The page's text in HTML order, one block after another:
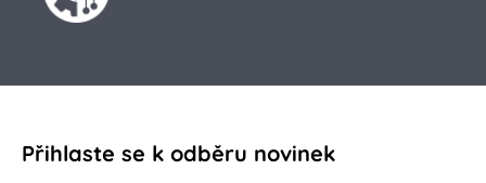
Přihlaste se k odběru novinek